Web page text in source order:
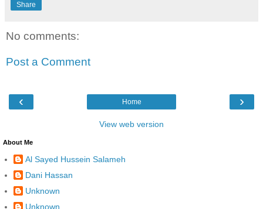
Share
No comments:
Post a Comment
‹ ›
Home
View web version
About Me
Al Sayed Hussein Salameh
Dani Hassan
Unknown
Unknown